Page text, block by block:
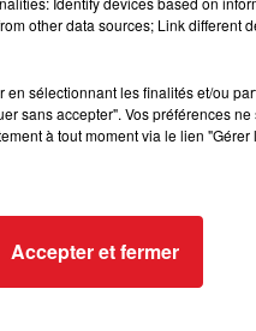
de ses résultats avec
à l'experience de cette
D'ERPION - 605
other data sources; Link different
sélectionnant les finalités et/ou
sans accepter". Vos préférences
à tout moment via le lien
Accepter et fermer